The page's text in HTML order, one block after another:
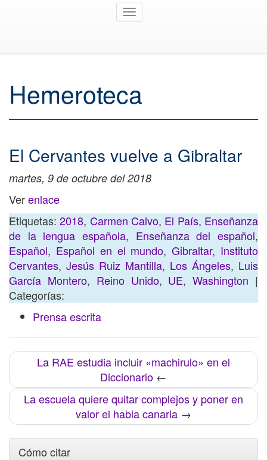
Toggle
Hemeroteca
El Cervantes vuelve a Gibraltar
martes, 9 de octubre del 2018
Verenlace
Etiquetas:2018, Carmen Calvo, El País, Enseñanza
de la lengua española, Enseñanza del español,
Español, Español en el mundo,Gibraltar, Instituto
Cervantes, Jesús Ruiz Mantilla, Los Ángeles, Luis
García Montero, Reino Unido, UE,Washington |
Categorías:
Prensa escrita
La RAE estudia incluir «machirulo» en el
Diccionario ←
La escuela quiere quitar complejos y poner en
valor el habla canaria →
Cómo citar